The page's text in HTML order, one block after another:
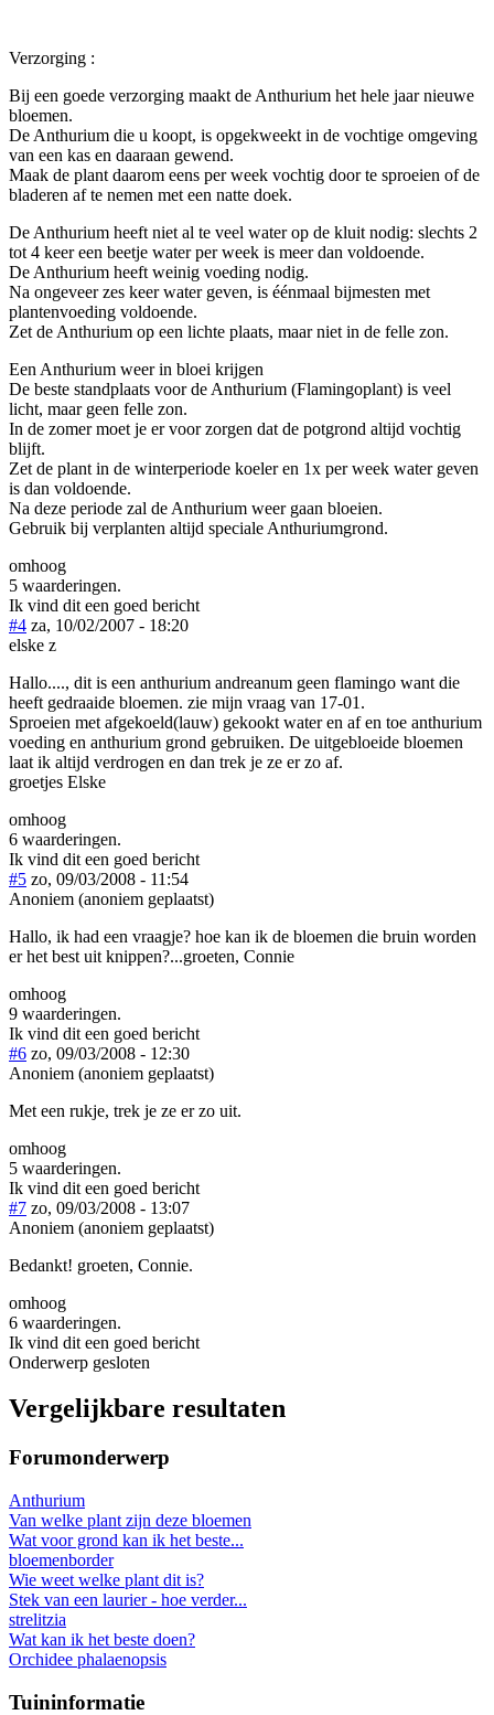
Verzorging :
Bij een goede verzorging maakt de Anthurium het hele jaar nieuwe
bloemen.
De Anthurium die u koopt, is opgekweekt in de vochtige omgeving
van een kas en daaraan gewend.
Maak de plant daarom eens per week vochtig door te sproeien of de
bladeren af te nemen met een natte doek.
De Anthurium heeft niet al te veel water op de kluit nodig: slechts 2
tot 4 keer een beetje water per week is meer dan voldoende.
De Anthurium heeft weinig voeding nodig.
Na ongeveer zes keer water geven, is éénmaal bijmesten met
plantenvoeding voldoende.
Zet de Anthurium op een lichte plaats, maar niet in de felle zon.
Een Anthurium weer in bloei krijgen
De beste standplaats voor de Anthurium (Flamingoplant) is veel
licht, maar geen felle zon.
In de zomer moet je er voor zorgen dat de potgrond altijd vochtig
blijft.
Zet de plant in de winterperiode koeler en 1x per week water geven
is dan voldoende.
Na deze periode zal de Anthurium weer gaan bloeien.
Gebruik bij verplanten altijd speciale Anthuriumgrond.
omhoog
5 waarderingen.
Ik vind dit een goed bericht
#4 za, 10/02/2007 - 18:20
elske z
Hallo...., dit is een anthurium andreanum geen flamingo want die
heeft gedraaide bloemen. zie mijn vraag van 17-01.
Sproeien met afgekoeld(lauw) gekookt water en af en toe anthurium
voeding en anthurium grond gebruiken. De uitgebloeide bloemen
laat ik altijd verdrogen en dan trek je ze er zo af.
groetjes Elske
omhoog
6 waarderingen.
Ik vind dit een goed bericht
#5 zo, 09/03/2008 - 11:54
Anoniem (anoniem geplaatst)
Hallo, ik had een vraagje? hoe kan ik de bloemen die bruin worden
er het best uit knippen?...groeten, Connie
omhoog
9 waarderingen.
Ik vind dit een goed bericht
#6 zo, 09/03/2008 - 12:30
Anoniem (anoniem geplaatst)
Met een rukje, trek je ze er zo uit.
omhoog
5 waarderingen.
Ik vind dit een goed bericht
#7 zo, 09/03/2008 - 13:07
Anoniem (anoniem geplaatst)
Bedankt! groeten, Connie.
omhoog
6 waarderingen.
Ik vind dit een goed bericht
Onderwerp gesloten
Vergelijkbare resultaten
Forumonderwerp
Anthurium
Van welke plant zijn deze bloemen
Wat voor grond kan ik het beste...
bloemenborder
Wie weet welke plant dit is?
Stek van een laurier - hoe verder...
strelitzia
Wat kan ik het beste doen?
Orchidee phalaenopsis
Tuininformatie